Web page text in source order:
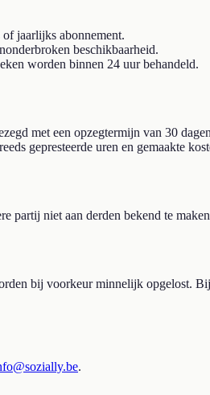
jaarlijks abonnement.
beschikbaarheid.
worden binnen 24 uur behandeld.
met een opzegtermijn van 30
gepresteerde uren en gemaakte
partij niet aan derden bekend te
bij voorkeur minnelijk opgelost.
.